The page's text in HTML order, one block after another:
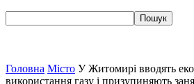
Головна Місто У Житомирі вводять
використання газу і призупиняють